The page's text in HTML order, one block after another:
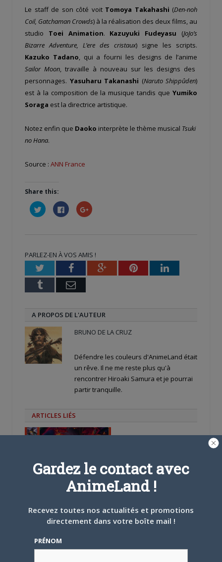
Le staff de son côté voitTomoya Takahashi (Den-noh
Coil, Gatchaman Crowds) à la réalisation des deux films, au
studio Toei Animation. Kazuyuki Fudeyasu (JoJo’s
Bizarre Adventure, L’ere des cristaux) signe les scripts.
Kazuko Tadano, qui a fourni les designs de l’anime
Sailor Moon, travaille à nouveau sur les designs des
personnages. Yasuharu Takanashi (Naruto Shippûden)
est à la composition de la musique tandis que Yumiko
Soraga est la directrice artistique.
Notez enfin que Daoko interprète le thème musical Tsuki
no Hana.
Source : ANN France
Share this:
Cliquez
pour
partager
nouvelle
fenêtre)
Cliquez
pour
partager
fenêtre)
Cliquez
pour
nouvelle
fenêtre)
PARLEZ-EN À VOS AMIS !
TwitterFacebookGoogle+PinterestLinkedIn
Tumblr Email
A PROPOS DE L'AUTEUR
BRUNO DE LA CRUZ
Défendre les couleurs d'AnimeLand était
un rêve. Il ne me reste plus qu'à
rencontrer Hiroaki Samura et je pourrai
partir tranquille.
ARTICLES LIÉS
L’AnimeLand Hors-Série
disponible !
Gardez le contact avec
AnimeLand !
Recevez toutes nos actualités et promotions
directement dans votre boîte mail !
PRÉNOM